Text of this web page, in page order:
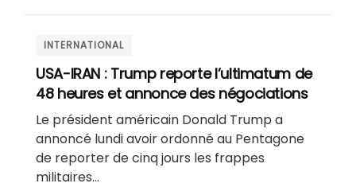
INTERNATIONAL
USA-IRAN : Trump reporte l’ultimatum de
48 heures et annonce des négociations
Le président américain Donald Trump a
annoncé lundi avoir ordonné au Pentagone
de reporter de cinq jours les frappes
militaires...